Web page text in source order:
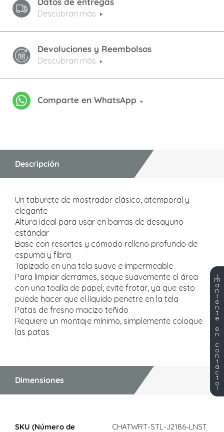
Descubran más
Devoluciones y Reembolsos
Descubran más
Comparte en WhatsApp
Descripción
Un taburete de mostrador clásico, atemporal y
elegante
Altura ideal para usar en barras de desayuno
estándar
Base con resortes y cómodo relleno profundo de
espuma y fibra
Tapizado en una tela suave e impermeable
Para limpiar derrames, seque suavemente el área
con una toalla de papel; evite frotar, ya que esto
puede hacer que el líquido penetre en la tela
Patas de fresno macizo teñido
Requiere un montaje mínimo, simplemente coloque
las patas
Dimensiones
CHATWRT-STL-J2186-LNST
¡
m
a
n
t
e
n
t
e
e
n
c
o
n
t
a
c
t
o
!